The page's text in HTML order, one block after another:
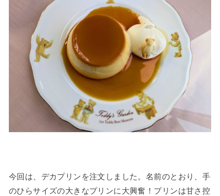
今回は、デカプリンを注文しました。名前のとおり、手
のひらサイズの大きなプリンに大興奮！プリンは甘さ控